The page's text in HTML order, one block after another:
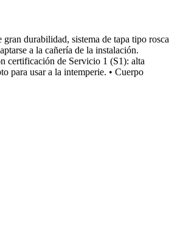
durabilidad, sistema de tapa tipo rosca
a la cañería de la instalación.
certificación de Servicio 1 (S1): alta
para usar a la intemperie. • Cuerpo